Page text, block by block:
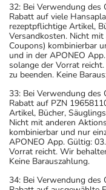
32: Bei Verwendung des
Rabatt auf viele
rezeptpflichtige Artikel,
Versandkosten. Nicht
Coupons) kombinierbar
und in der APONEO
solange der Vorrat
zu beenden. Keine
33: Bei Verwendung des
Rabatt auf PZN
Artikel, Bücher,
Nicht mit anderen
kombinierbar und nur
APONEO App. Gültig:
Vorrat reicht. Wir
Keine Barauszahlung.
34: Bei Verwendung des